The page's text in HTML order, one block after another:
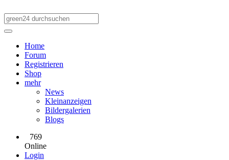
Home
Forum
Registrieren
Shop
mehr
News
Kleinanzeigen
Bildergalerien
Blogs
769
Online
Login